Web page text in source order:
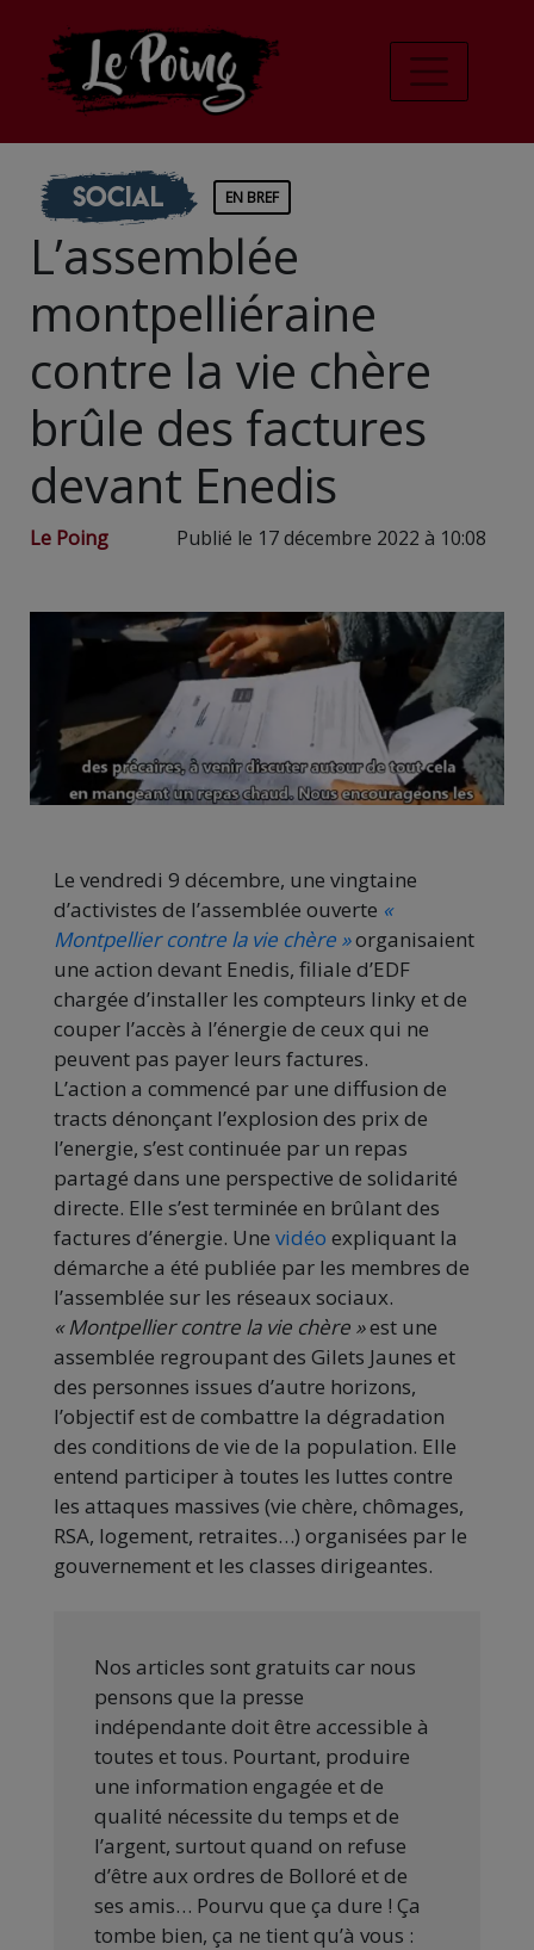
Social EN BREF
L’assemblée
montpelliéraine
contre la vie chère
brûle des factures
devant Enedis
Le Poing Publié le 17 décembre 2022 à 10:08
Le vendredi 9 décembre, une vingtaine
d’activistes de l’assemblée ouverte «
Montpellier contre la vie chère »organisaient
une action devant Enedis, filiale d’EDF
chargée d’installer les compteurs linky et de
couper l’accès à l’énergie de ceux qui ne
peuvent pas payer leurs factures.
L’action a commencé par une diffusion de
tracts dénonçant l’explosion des prix de
l’energie, s’est continuée par un repas
partagé dans une perspective de solidarité
directe. Elle s’est terminée en brûlant des
factures d’énergie. Une vidéo expliquant la
démarche a été publiée par les membres de
l’assemblée sur les réseaux sociaux.
« Montpellier contre la vie chère »est une
assemblée regroupant des Gilets Jaunes et
des personnes issues d’autre horizons,
l’objectif est de combattre la dégradation
des conditions de vie de la population. Elle
entend participer à toutes les luttes contre
les attaques massives (vie chère, chômages,
RSA, logement, retraites…) organisées par le
gouvernement et les classes dirigeantes.
Nos articles sont gratuits car nous
pensons que la presse
indépendante doit être accessible à
toutes et tous. Pourtant, produire
une information engagée et de
qualité nécessite du temps et de
l’argent, surtout quand on refuse
d’être aux ordres de Bolloré et de
ses amis… Pourvu que ça dure ! Ça
tombe bien, ça ne tient qu’à vous :